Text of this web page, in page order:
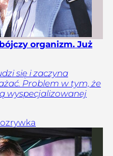
organizm. Już
się i zaczyna
Problem w tym, że
wyspecjalizowanej